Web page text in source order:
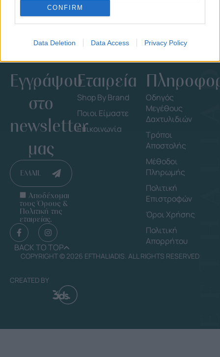
CONFIRM
Data Deletion Data Access Privacy Policy
Εγγράψου
στο
newsletter
μας
EMAIL
Αποδέχομαι
τους Όρους &
Πολιτική της
εταιρείας.
BACK TO TOP
Εταιρεία
Shop By Brand
Ποιοι Είμαστε
Επικοινωνία
Οδηγός
Μεγέθους
Δαχτυλιδιών
Τρόποι
Αποστολής
Μέθοδοι
Πληρωμής
Πολιτική
Επιστροφών
Όροι Χρήσης
Πολιτική
Απορρήτου
COPYRIGHT © 2026 EFTHALIADIS. ALL RIGHTS RESERVED
CREATED BY